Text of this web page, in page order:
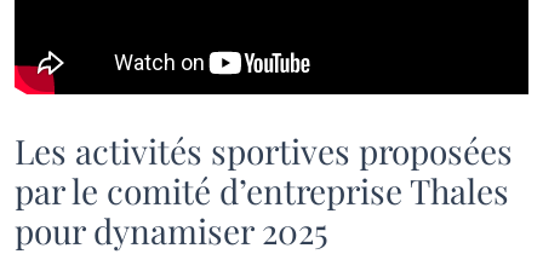
Les activités sportives proposées
par le comité d’entreprise Thales
pour dynamiser 2025